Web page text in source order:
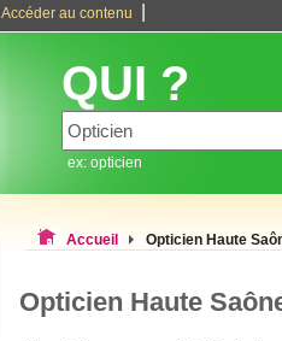
Accéder au contenu
QUI ?
ex: opticien
Accueil Opticien Haute
Opticien Haute